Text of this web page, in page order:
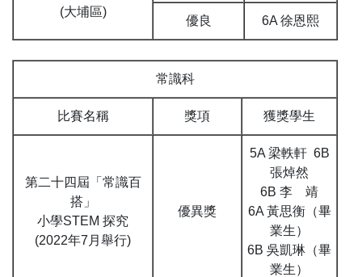
(大埔區)
優良 6A 徐恩熙
常識科
比賽名稱 獎項 獲獎學生
第二十四屆「常識百
搭」
小學STEM 探究
(2022年7月舉行)
優異獎
5A 梁軼軒 6B
張焯然
6B 李 靖
6A 黃思衡（畢
業生）
6B 吳凱琳（畢
業生）